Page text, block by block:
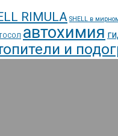
RIMULA SHELL в
автохимия
и